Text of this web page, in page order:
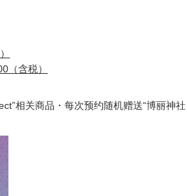
（含税）
相关商品・每次预约随机赠送“博丽神